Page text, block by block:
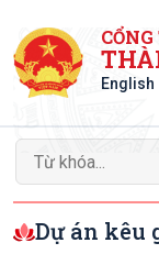
English
Dự án kêu